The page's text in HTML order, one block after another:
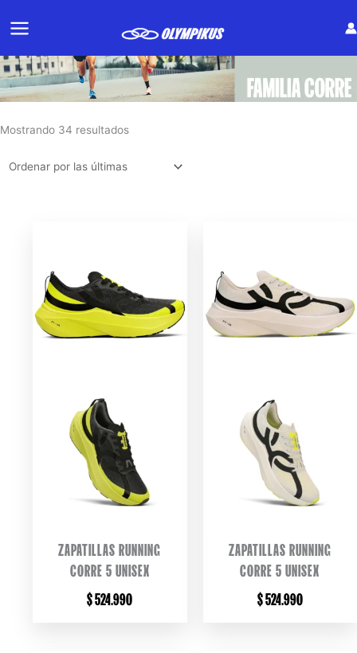
Mostrando 34 resultadosSorted
ZAPATILLAS RUNNING
CORRE 5 UNISEX
$524.990
ZAPATILLAS RUNNING
CORRE 5 UNISEX
$524.990